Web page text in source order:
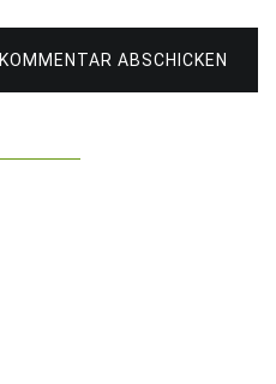
KOMMENTAR ABSCHICKEN